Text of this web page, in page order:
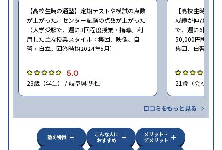
【高校生時の通塾】定期テストや模試の点数
が上がった。センター試験の点数が上がった
（大学受験で、週に3回程度授業・指導。利
用した主な授業スタイル：集団、映像、自
習・自立。回答時期2024年5月）
5.0
23歳（学生） / 岐阜県 男性
【高校生時の通
成績が伸びた。
で、週に6回程
50,000円程度。
集団、自習・自
21歳（会社員<
口コミをもっと見る
塾の特徴
こんな人に
おすすめ
メリット・
デメリット